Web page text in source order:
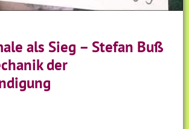
als Sieg – Stefan Buß
der